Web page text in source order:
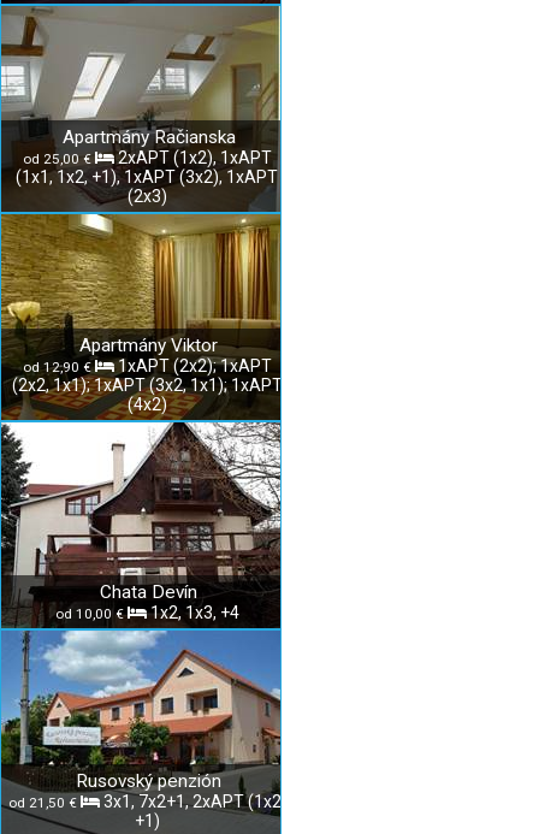
Apartmány Račianska
od 25,00 €
2xAPT (1x2), 1xAPT
(1x1, 1x2, +1), 1xAPT (3x2), 1xAPT
(2x3)
Apartmány Viktor
od 12,90 €
1xAPT (2x2); 1xAPT
(2x2, 1x1); 1xAPT (3x2, 1x1); 1xAPT
(4x2)
Chata Devín
od 10,00 € 1x2, 1x3, +4
Rusovský penzión
od 21,50 €
3x1, 7x2+1, 2xAPT (1x2,
+1)